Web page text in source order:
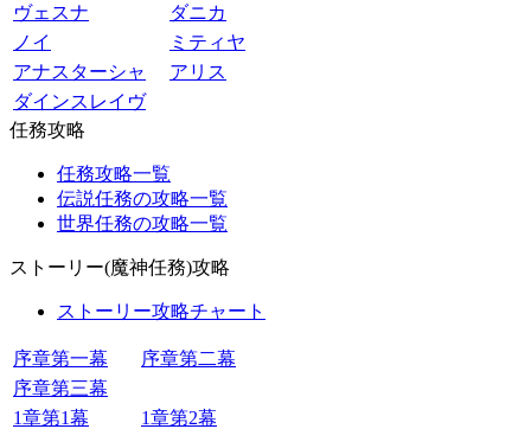
ヴェスナ
ダニカ
ノイ
ミティヤ
アナスターシャ
アリス
ダインスレイヴ
任務攻略
任務攻略一覧
伝説任務の攻略一覧
世界任務の攻略一覧
ストーリー(魔神任務)攻略
ストーリー攻略チャート
序章第一幕
序章第二幕
序章第三幕
1章第1幕
1章第2幕